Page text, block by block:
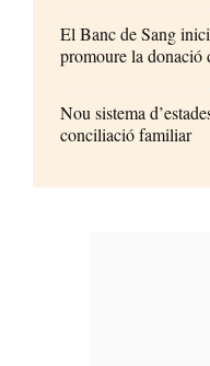
El Banc de Sang
promoure la donació
Nou sistema
conciliació familiar